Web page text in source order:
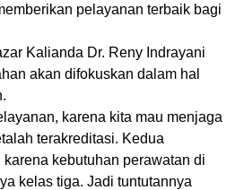
pelayanan terbaik bagi
Kalianda Dr. Reny Indrayani
akan difokuskan dalam hal
karena kita mau menjaga
terakreditasi. Kedua
kebutuhan perawatan di
kelas tiga. Jadi tuntutannya